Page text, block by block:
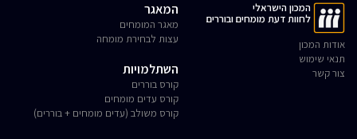
המכון הישראלי
לחוות דעת מומחים ובוררים
אודות המכון
תנאי שימוש
צור קשר
המאגר
מאגר המומחים
עצות לבחירת מומחה
השתלמויות
קורס בוררים
קורס עדים מומחים
קורס משולב (עדים מומחים + בוררים)